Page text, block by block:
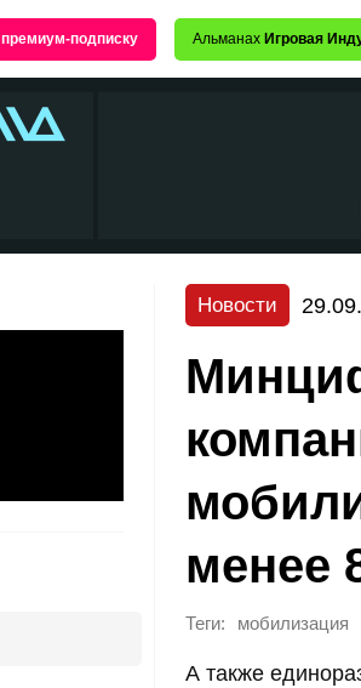
премиум-подписку Альманах Игровая
Новости
менее
Теги: мобилизация
А также